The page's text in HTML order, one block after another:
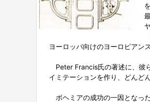
ヨーロッパ向けのヨーロピアン
Peter Francis氏の著述に、彼
イミテーションを作り、どんど
ボヘミアの成功の一因となっ